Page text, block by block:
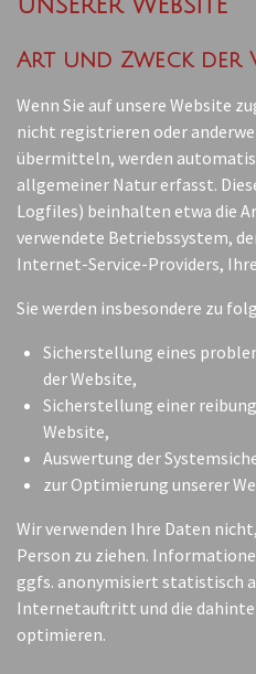
unserer Website
Art und Zweck der
Wenn Sie auf unsere Website
nicht registrieren oder
übermitteln, werden
allgemeiner Natur erfasst.
Logfiles) beinhalten etwa die
verwendete Betriebssystem,
Internet-Service-Providers,
Sie werden insbesondere zu
Sicherstellung eines
der Website,
Sicherstellung einer
Website,
Auswertung der
zur Optimierung unserer
Wir verwenden Ihre Daten
Person zu ziehen.
ggfs. anonymisiert statistisch
Internetauftritt und die
optimieren.